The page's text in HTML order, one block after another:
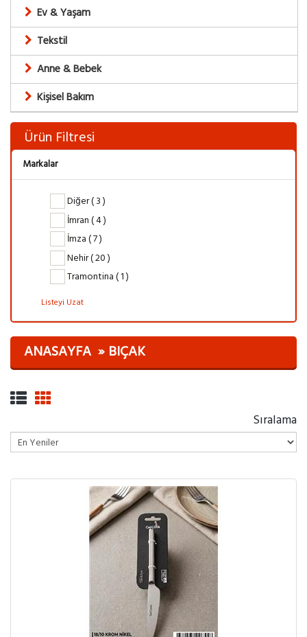
Ev & Yaşam
Tekstil
Anne & Bebek
Kişisel Bakım
Ürün Filtresi
Markalar
Diğer ( 3 )
İmran ( 4 )
İmza ( 7 )
Nehir ( 20 )
Tramontina ( 1 )
Listeyi Uzat
ANASAYFA BIÇAK
Sıralama